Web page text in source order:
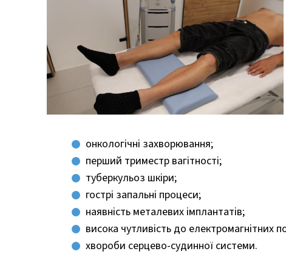
онкологічні захворювання;
перший триместр вагітності;
туберкульоз шкіри;
гострі запальні процеси;
наявність металевих імплантатів;
висока чутливість до електромагнітних
хвороби серцево-судинної системи.